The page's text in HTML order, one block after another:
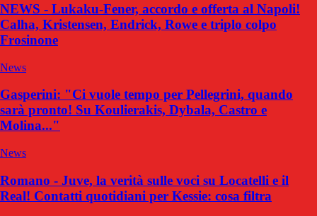
NEWS - Lukaku-Fener, accordo e offerta al Napoli!
Calha, Kristensen, Endrick, Rowe e triplo colpo
Frosinone
News
Gasperini: "Ci vuole tempo per Pellegrini, quando
sarà pronto! Su Koulierakis, Dybala, Castro e
Molina..."
News
Romano - Juve, la verità sulle voci su Locatelli e il
Real! Contatti quotidiani per Kessie: cosa filtra